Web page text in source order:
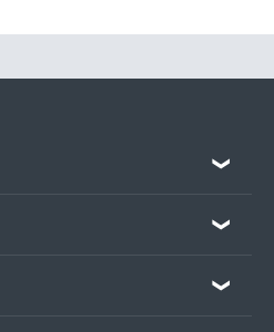
❯
❯
❯